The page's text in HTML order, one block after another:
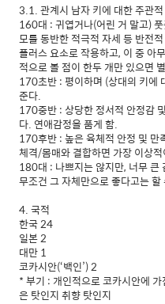
3.1. 관계시 남자 키에 대한 주관
160대 : 귀엽거나(어린 거 말고)
모를 동반한 적극적 자세 등 반전
플러스 요소로 작용하고, 이 중 아
적으로 볼 점이 한두 개만 있으면
170초반 : 평이하며 (상대의 키에
준다.
170중반 : 상당한 정서적 안정감
다. 연애감정을 품게 함.
170후반 : 높은 육체적 안정 및
체격/몸매와 결합하면 가장 이상
180대 : 나쁘지는 않지만, 너무 큰
무조건 그 자체만으로 좋다고는 할
4. 국적
한국 24
일본 2
대만 1
코카시안(‘백인’) 2
* 부기 : 개인적으로 코카시안에
은 탓인지 취향 탓인지